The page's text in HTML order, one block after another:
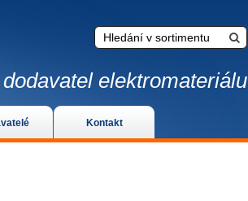
Kontakt
elektromateriálu